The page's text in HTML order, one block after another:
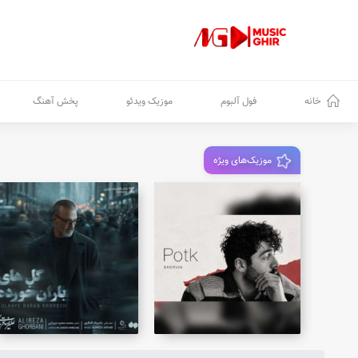
خانه فول آلبوم موزیک ویدئو پخش آهنگ
موزیک‌های ویژه